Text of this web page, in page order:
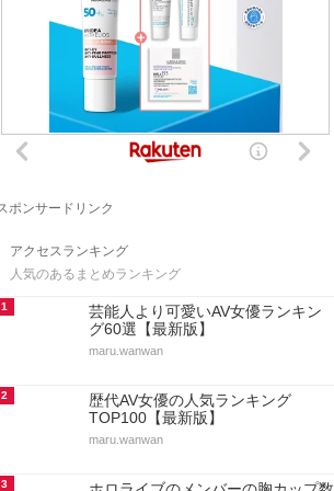
ポンサードリンク
アクセスランキング
人気のあるまとめランキング
1
芸能人より可愛いAV女優ランキン
グ60選【最新版】
maru.wanwan
2
歴代AV女優の人気ランキング
TOP100【最新版】
maru.wanwan
3